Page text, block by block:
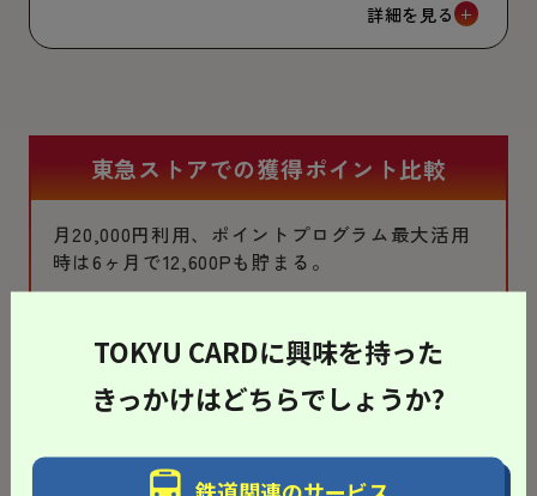
詳細を見る
東急ストアでの獲得ポイント比較
月20,000円利用、ポイントプログラム最大活用
時は6ヶ月で12,600Pも貯まる。
TOKYU CARDに興味を持った
きっかけはどちらでしょうか?